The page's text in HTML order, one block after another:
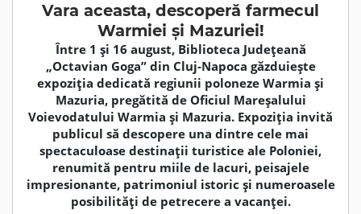
Vara aceasta, descoperă farmecul
Warmiei și Mazuriei!
Între 1 și 16 august, Biblioteca Județeană
„Octavian Goga” din Cluj-Napoca găzduiește
expoziția dedicată regiunii poloneze Warmia și
Mazuria, pregătită de Oficiul Mareșalului
Voievodatului Warmia și Mazuria. Expoziția invită
publicul să descopere una dintre cele mai
spectaculoase destinații turistice ale Poloniei,
renumită pentru miile de lacuri, peisajele
impresionante, patrimoniul istoric și numeroasele
posibilități de petrecere a vacanței.